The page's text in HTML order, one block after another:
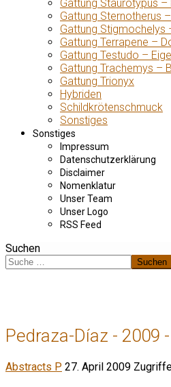
Gattung Staurotypus
Gattung Sternotherus
Gattung Stigmochelys
Gattung Terrapene –
Gattung Testudo –
Gattung Trachemys –
Gattung Trionyx
Hybriden
Schildkrötenschmuck
Sonstiges
Sonstiges
Impressum
Datenschutzerklärung
Disclaimer
Nomenklatur
Unser Team
Unser Logo
RSS Feed
Suchen
Suchen
Pedraza-Díaz - 2009 -
Abstracts P 27. April 2009